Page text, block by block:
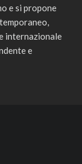
e si propone
internazionale
e